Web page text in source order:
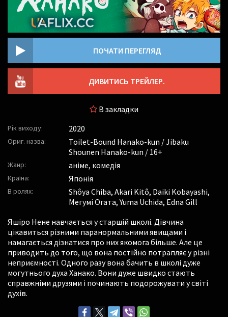
ПОЧАТИ ПЕРЕГЛЯД
ДИВИТИСЬ ТРЕЙЛЕР.
В закладки
Рік виходу: 2020
Ориг. назва:
Toilet-Bound Hanako-kun / Jibaku
Shounen Hanako-kun / 16+
Жанр: аніме, комедія
Країна: Японія
В ролях: Shôya Chiba, Akari Kitô, Daiki Kobayashi,
Мегумі Огата,Yuma Uchida, Edna Gill
Яшіро Нене навчається у старшій школі. Дівчина
цікавиться різними паранормальними явищами і
намагається дізнатися про них якомога більше. Але це
приводить до того, що вона постійно потрапляє у різні
неприємності. Одного разу вона бачить в школі дуже
могутнього духа Ханако. Вони дуже швидко стають
справжніми друзями і починають подорожувати у світі
духів.